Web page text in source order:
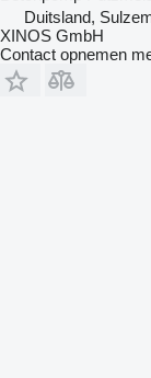
Duitsland,
XINOS GmbH
Contact opnemen